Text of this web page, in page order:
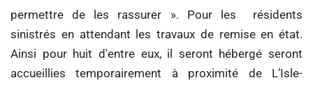
permettre de les rassurer ». Pour les résidents
sinistrés en attendant les travaux de remise en état.
Ainsi pour huit d'entre eux, il seront hébergé seront
accueillies temporairement à proximité de L’Isle-